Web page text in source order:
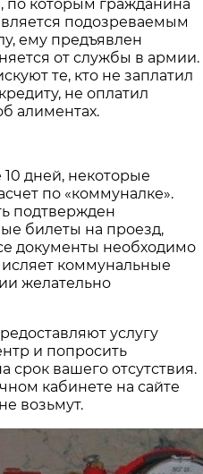
которым гражданина
подозреваемым
ему предъявлен
от службы в армии.
те, кто не заплатил
не оплатил
алиментах.
дней, некоторые
по «коммуналке».
подтвержден
билеты на проезд,
документы необходимо
коммунальные
желательно
услугу
и попросить
срок вашего отсутствия.
кабинете на сайте
возьмут.